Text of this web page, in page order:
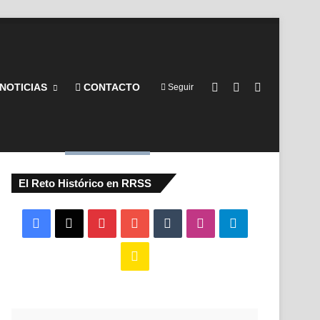
CONTACTO Seguir Barra lateral
Switch skin
El Reto Histórico en RRSS
Facebook PinterestYouTubeTumblr Instagram